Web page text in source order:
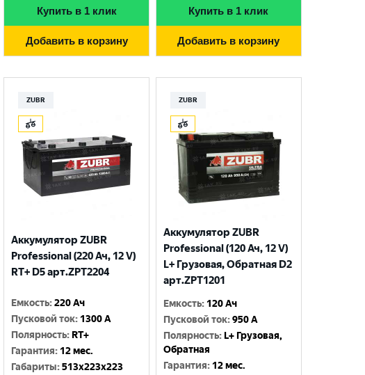
Купить в 1 клик
Добавить в корзину
Купить в 1 клик
Добавить в корзину
ZUBR
Аккумулятор ZUBR
Professional (220 Ач, 12 V)
RT+ D5 арт.ZPT2204
Емкость:220 Ач
Пусковой ток: 1300 A
Полярность: RT+
Гарантия: 12 мес.
Габариты:513x223x223
ZUBR
Аккумулятор ZUBR
Professional (120 Ач, 12 V)
L+ Грузовая, Обратная D2
арт.ZPT1201
Емкость: 120 Ач
Пусковой ток:950 A
Полярность: L+ Грузовая,
Обратная
Гарантия: 12 мес.